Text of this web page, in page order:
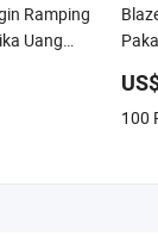
Ramping
Uang
100